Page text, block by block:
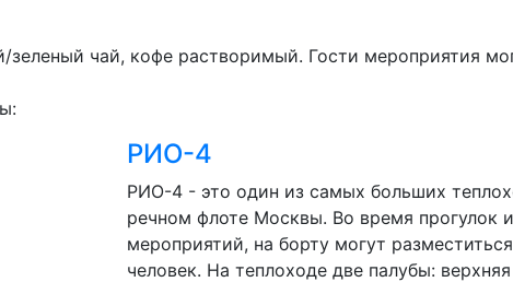
зеленый чай, кофе растворимый. Гости мероприятия
РИО-4
РИО-4 - это один из самых больших
речном флоте Москвы. Во время прогулок
мероприятий, на борту могут
человек. На теплоходе две палубы: